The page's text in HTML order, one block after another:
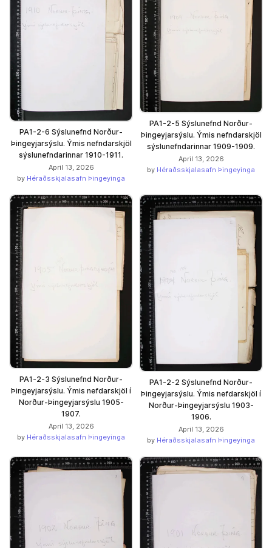
PA1-2-6 Sýslunefnd Norður-
Þingeyjarsýslu. Ýmis nefndarskjöl
sýslunefndarinnar 1910-1911.
April 13, 2026
by Héraðsskjalasafn Þingeyinga
PA1-2-5 Sýslunefnd Norður-
Þingeyjarsýslu. Ýmis nefndarskjöl
sýslunefndarinnar 1909-1909.
April 13, 2026
by Héraðsskjalasafn Þingeyinga
PA1-2-3 Sýslunefnd Norður-
Þingeyjarsýslu. Ýmis nefdarskjöl í
Norður-Þingeyjarsýslu 1905-
1907.
April 13, 2026
by Héraðsskjalasafn Þingeyinga
PA1-2-2 Sýslunefnd Norður-
Þingeyjarsýslu. Ýmis nefdarskjöl í
Norður-Þingeyjarsýslu 1903-
1906.
April 13, 2026
by Héraðsskjalasafn Þingeyinga